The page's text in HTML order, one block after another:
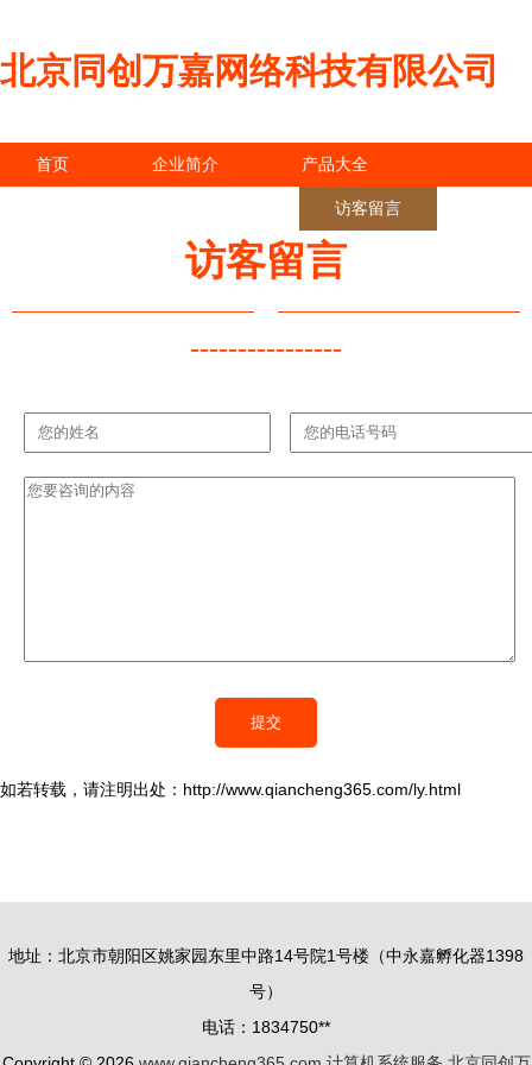
北京同创万嘉网络科技有限公司
首页 企业简介 产品大全
访客留言
访客留言
----------------
如若转载，请注明出处：http://www.qiancheng365.com/ly.html
地址：北京市朝阳区姚家园东里中路14号院1号楼（中永嘉孵化器1398
号）
电话：1834750**